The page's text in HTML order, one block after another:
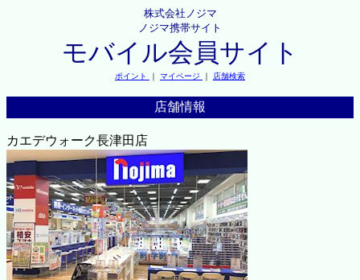
株式会社ノジマ
ノジマ携帯サイト
モバイル会員サイト
ポイント ｜ マイページ ｜ 店舗検索
店舗情報
カエデウォーク長津田店